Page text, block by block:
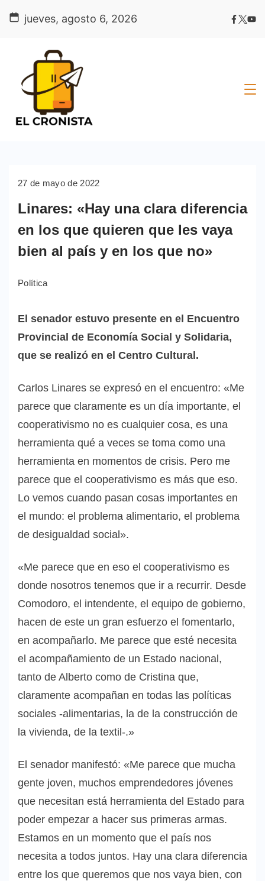
jueves, agosto 6, 2026
27 de mayo de 2022
Linares: «Hay una clara diferencia
en los que quieren que les vaya
bien al país y en los que no»
Política
El senador estuvo presente en el Encuentro
Provincial de Economía Social y Solidaria,
que se realizó en el Centro Cultural.
Carlos Linares se expresó en el encuentro: «Me
parece que claramente es un día importante, el
cooperativismo no es cualquier cosa, es una
herramienta qué a veces se toma como una
herramienta en momentos de crisis. Pero me
parece que el cooperativismo es más que eso.
Lo vemos cuando pasan cosas importantes en
el mundo: el problema alimentario, el problema
de desigualdad social».
«Me parece que en eso el cooperativismo es
donde nosotros tenemos que ir a recurrir. Desde
Comodoro, el intendente, el equipo de gobierno,
hacen de este un gran esfuerzo el fomentarlo,
en acompañarlo. Me parece que esté necesita
el acompañamiento de un Estado nacional,
tanto de Alberto como de Cristina que,
claramente acompañan en todas las políticas
sociales -alimentarias, la de la construcción de
la vivienda, de la textil-.»
El senador manifestó: «Me parece que mucha
gente joven, muchos emprendedores jóvenes
que necesitan está herramienta del Estado para
poder empezar a hacer sus primeras armas.
Estamos en un momento que el país nos
necesita a todos juntos. Hay una clara diferencia
entre los que queremos que nos vaya bien, con